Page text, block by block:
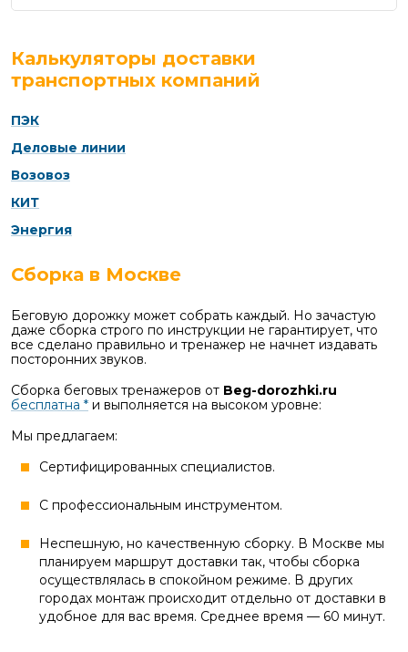
Калькуляторы доставки
транспортных компаний
ПЭК
Деловые линии
Возовоз
КИТ
Энергия
Сборка в Москве
Беговую дорожку может собрать каждый. Но зачастую
даже сборка строго по инструкции не гарантирует, что
все сделано правильно и тренажер не начнет издавать
посторонних звуков.
Сборка беговых тренажеров от Beg-dorozhki.ru
бесплатна * и выполняется на высоком уровне:
Мы предлагаем:
Сертифицированных специалистов.
С профессиональным инструментом.
Неспешную, но качественную сборку. В Москве мы
планируем маршрут доставки так, чтобы сборка
осуществлялась в спокойном режиме. В других
городах монтаж происходит отдельно от доставки в
удобное для вас время. Среднее время — 60 минут.